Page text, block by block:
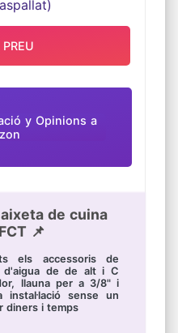
y Opinions a
de cuina
📌
els accessoris de
d'aigua de de alt i C
llauna per a 3/8" i
sense un
diners i temps